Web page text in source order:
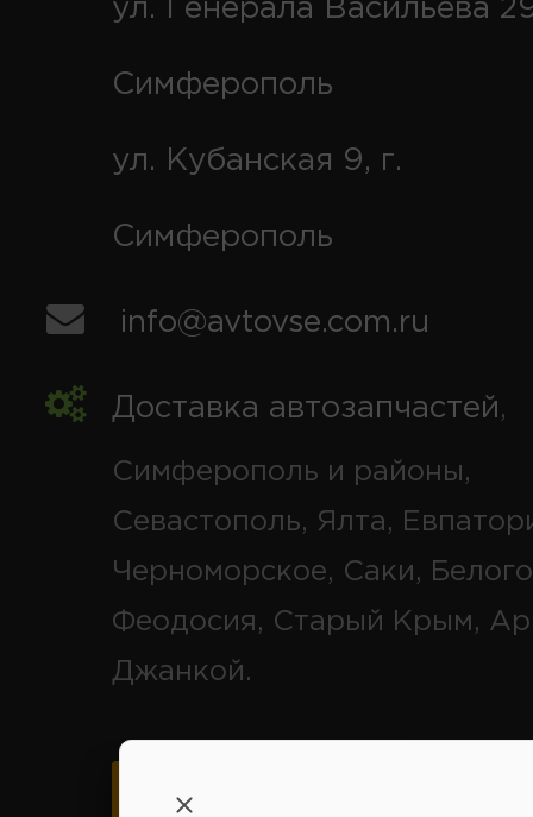
ул. Генерала Васильева
Симферополь
ул. Кубанская 9, г.
Симферополь
info@avtovse.com.ru
Доставка автозапчастей,
Симферополь и районы,
Севастополь, Ялта,
Черноморское, Саки,
Феодосия, Старый Крым,
Джанкой.
Карта схема проезда